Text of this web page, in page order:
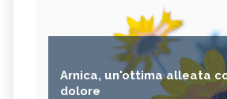
Arnica, un'ottima alleata
dolore